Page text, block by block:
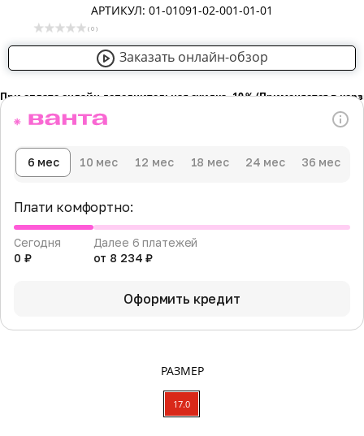
АРТИКУЛ: 01-01091-02-001-01-01
( 0 )
Заказать онлайн-обзор
При оплате онлайн дополнительная скидка -10％ (Применяется в
6 мес 10 мес 12 мес 18 мес 24 мес 36 мес
Плати комфортно:
Сегодня
0 ₽
Далее 6 платежей
от 8 234 ₽
Оформить кредит
РАЗМЕР
17.0